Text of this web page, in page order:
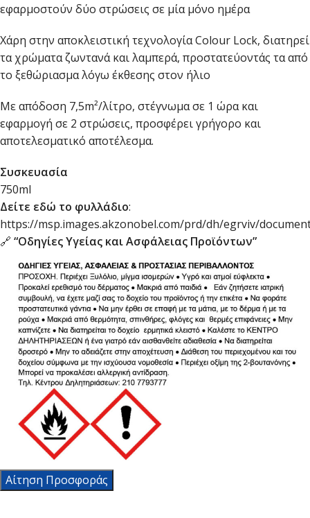
εφαρμοστούν δύο στρώσεις σε μία μόνο ημέρα
Χάρη στην αποκλειστική τεχνολογία Colour Lock, διατηρεί
τα χρώματα ζωντανά και λαμπερά, προστατεύοντάς τα από
το ξεθώριασμα λόγω έκθεσης στον ήλιο
Με απόδοση 7,5m²/λίτρο, στέγνωμα σε 1 ώρα και
εφαρμογή σε 2 στρώσεις, προσφέρει γρήγορο και
αποτελεσματικό αποτέλεσμα.
Συσκευασία
750ml
Δείτε εδώ το φυλλάδιο:
https://msp.images.akzonobel.com/prd/dh/egrviv/
🔗 “Οδηγίες Υγείας και Ασφάλειας Προϊόντων”
Αίτηση Προσφοράς